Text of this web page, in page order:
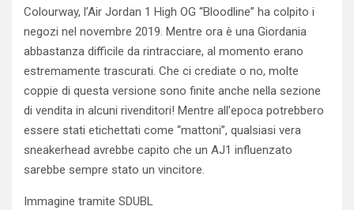
Colourway, l’Air Jordan 1 High OG “Bloodline” ha colpito i
negozi nel novembre 2019. Mentre ora è una Giordania
abbastanza difficile da rintracciare, al momento erano
estremamente trascurati. Che ci crediate o no, molte
coppie di questa versione sono finite anche nella sezione
di vendita in alcuni rivenditori! Mentre all’epoca potrebbero
essere stati etichettati come “mattoni”, qualsiasi vera
sneakerhead avrebbe capito che un AJ1 influenzato
sarebbe sempre stato un vincitore.
Immagine tramite SDUBL